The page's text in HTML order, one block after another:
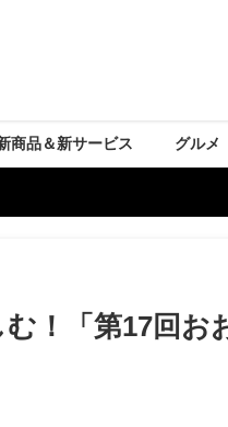
商品＆新サービス グルメ
！「第17回お